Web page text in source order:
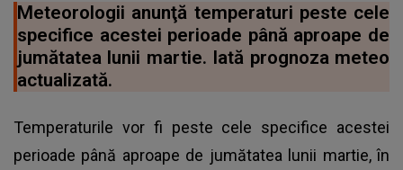
Meteorologii anunţă temperaturi peste cele
specifice acestei perioade până aproape de
jumătatea lunii martie. Iată prognoza meteo
actualizată.
Temperaturile vor fi peste cele specifice acestei
perioade până aproape de jumătatea lunii martie, în